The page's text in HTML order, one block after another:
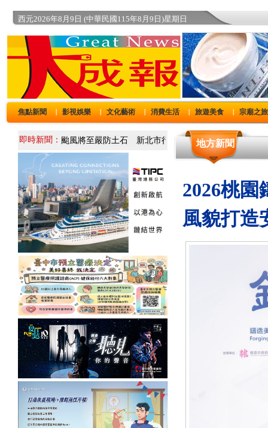
西元2026年8月9日 (中華民國115年8月9日)星期日
焦點新聞 影視娛樂 文化藝術 消費生活 旅遊美食 宗廟之旅
即時新聞： 地方新聞
2026桃
風貌打造